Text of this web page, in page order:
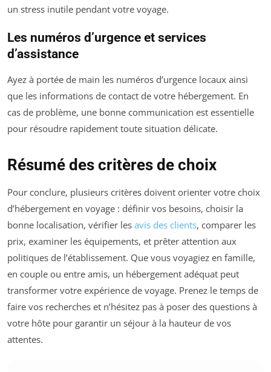
un stress inutile pendant votre voyage.
Les numéros d’urgence et services
d’assistance
Ayez à portée de main les numéros d’urgence locaux ainsi
que les informations de contact de votre hébergement. En
cas de problème, une bonne communication est essentielle
pour résoudre rapidement toute situation délicate.
Résumé des critères de choix
Pour conclure, plusieurs critères doivent orienter votre choix
d’hébergement en voyage : définir vos besoins, choisir la
bonne localisation, vérifier les avis des clients, comparer les
prix, examiner les équipements, et prêter attention aux
politiques de l’établissement. Que vous voyagiez en famille,
en couple ou entre amis, un hébergement adéquat peut
transformer votre expérience de voyage. Prenez le temps de
faire vos recherches et n’hésitez pas à poser des questions à
votre hôte pour garantir un séjour à la hauteur de vos
attentes.